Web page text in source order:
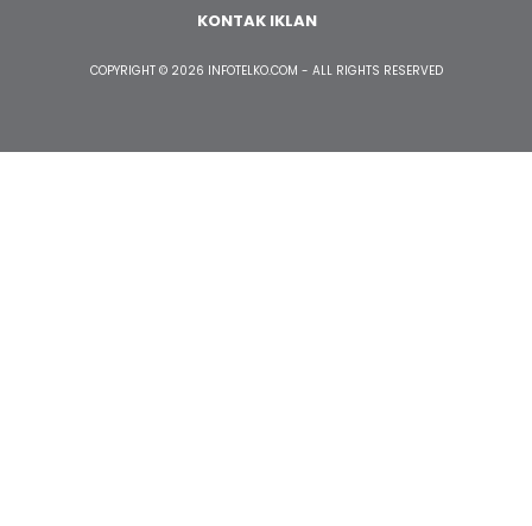
KONTAK IKLAN
COPYRIGHT © 2026 INFOTELKO.COM - ALL RIGHTS RESERVED